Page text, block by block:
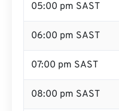
05:00 pm SAST
06:00 pm SAST
07:00 pm SAST
08:00 pm SAST